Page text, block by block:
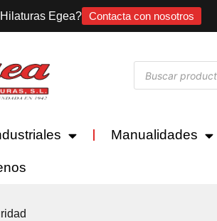
Egea? Contacta con nosotros
Manualidades